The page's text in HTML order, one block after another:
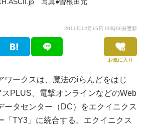
2011年12月15日 09時00分更新
お気に入り
ワークスは、魔法のiらんどをはじ
PLUS、電撃オンラインなどのWeb
ータセンター（DC）をエクイニクス
「TY3」に統合する。エクイニクス